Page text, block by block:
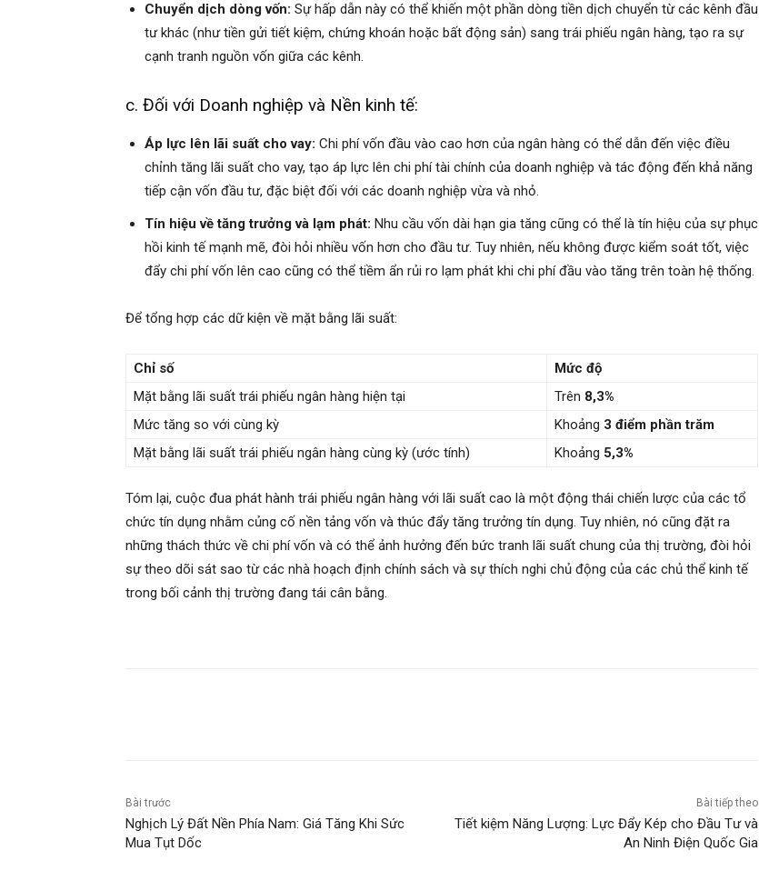
Chuyển dịch dòng vốn: Sự hấp dẫn này có thể khiến một phần dòng tiền dịch chuyển từ các kênh đầu
tư khác (như tiền gửi tiết kiệm, chứng khoán hoặc bất động sản) sang trái phiếu ngân hàng, tạo ra sự
cạnh tranh nguồn vốn giữa các kênh.
c. Đối với Doanh nghiệp và Nền kinh tế:
Áp lực lên lãi suất cho vay: Chi phí vốn đầu vào cao hơn của ngân hàng có thể dẫn đến việc điều
chỉnh tăng lãi suất cho vay, tạo áp lực lên chi phí tài chính của doanh nghiệp và tác động đến khả năng
tiếp cận vốn đầu tư, đặc biệt đối với các doanh nghiệp vừa và nhỏ.
Tín hiệu về tăng trưởng và lạm phát: Nhu cầu vốn dài hạn gia tăng cũng có thể là tín hiệu của sự phục
hồi kinh tế mạnh mẽ, đòi hỏi nhiều vốn hơn cho đầu tư. Tuy nhiên, nếu không được kiểm soát tốt, việc
đẩy chi phí vốn lên cao cũng có thể tiềm ẩn rủi ro lạm phát khi chi phí đầu vào tăng trên toàn hệ thống.
Để tổng hợp các dữ kiện về mặt bằng lãi suất:
Chỉ số
Mức độ
Mặt bằng lãi suất trái phiếu ngân hàng hiện tại
Trên 8,3%
Mức tăng so với cùng kỳ
Khoảng 3 điểm phần trăm
Mặt bằng lãi suất trái phiếu ngân hàng cùng kỳ (ước tính)
Khoảng 5,3%
Tóm lại, cuộc đua phát hành trái phiếu ngân hàng với lãi suất cao là một động thái chiến lược của các tổ
chức tín dụng nhằm củng cố nền tảng vốn và thúc đẩy tăng trưởng tín dụng. Tuy nhiên, nó cũng đặt ra
những thách thức về chi phí vốn và có thể ảnh hưởng đến bức tranh lãi suất chung của thị trường, đòi hỏi
sự theo dõi sát sao từ các nhà hoạch định chính sách và sự thích nghi chủ động của các chủ thể kinh tế
trong bối cảnh thị trường đang tái cân bằng.
Bài trước
Nghịch Lý Đất Nền Phía Nam: Giá Tăng Khi Sức
Mua Tụt Dốc
Bài tiếp theo
Tiết kiệm Năng Lượng: Lực Đẩy Kép cho Đầu Tư và
An Ninh Điện Quốc Gia